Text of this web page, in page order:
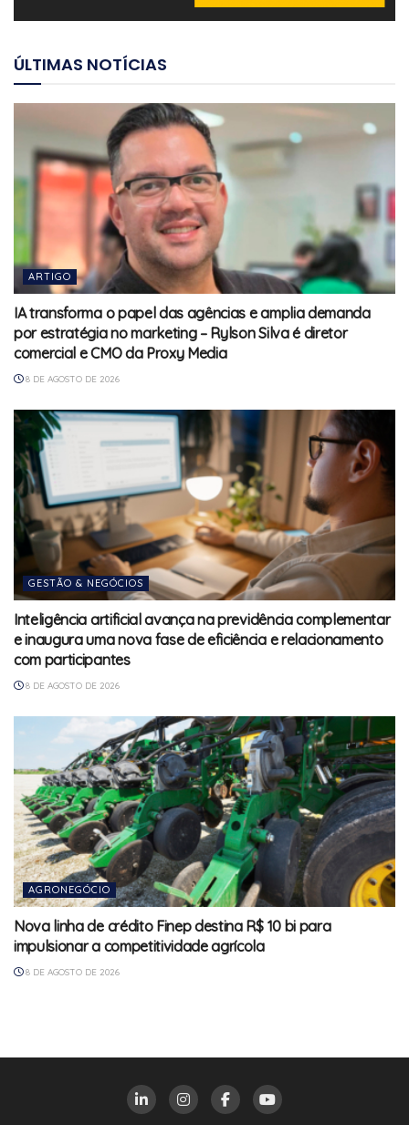
ÚLTIMAS NOTÍCIAS
ARTIGO
IA transforma o papel das agências e amplia demanda
por estratégia no marketing – Rylson Silva é diretor
comercial e CMO da Proxy Media
8 DE AGOSTO DE 2026
GESTÃO & NEGÓCIOS
Inteligência artificial avança na previdência complementar
e inaugura uma nova fase de eficiência e relacionamento
com participantes
8 DE AGOSTO DE 2026
AGRONEGÓCIO
Nova linha de crédito Finep destina R$ 10 bi para
impulsionar a competitividade agrícola
8 DE AGOSTO DE 2026